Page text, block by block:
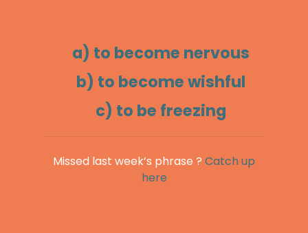
a) to become nervous
b) to become wishful
c) to be freezing
Missed last week’s phrase ? Catch up
here